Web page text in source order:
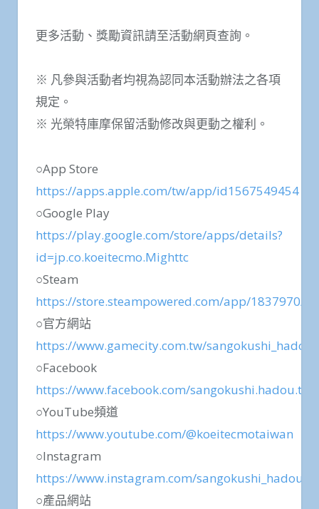
更多活動、獎勵資訊請至活動網頁查詢。
※ 凡參與活動者均視為認同本活動辦法之各項
規定。
※ 光榮特庫摩保留活動修改與更動之權利。
○App Store
https://apps.apple.com/tw/app/id1567549454
○Google Play
https://play.google.com/store/apps/details?
id=jp.co.koeitecmo.Mighttc
○Steam
https://store.steampowered.com/app/1837970/_/
○官方網站
https://www.gamecity.com.tw/sangokushi_hadou/
○Facebook
https://www.facebook.com/sangokushi.hadou.tw
○YouTube頻道
https://www.youtube.com/@koeitecmotaiwan
○Instagram
https://www.instagram.com/sangokushi_hadou/
○產品網站